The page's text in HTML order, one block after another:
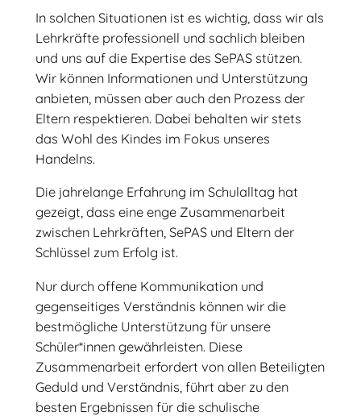
In solchen Situationen ist es wichtig, dass wir als
Lehrkräfte professionell und sachlich bleiben
und uns auf die Expertise des SePAS stützen.
Wir können Informationen und Unterstützung
anbieten, müssen aber auch den Prozess der
Eltern respektieren. Dabei behalten wir stets
das Wohl des Kindes im Fokus unseres
Handelns.
Die jahrelange Erfahrung im Schulalltag hat
gezeigt, dass eine enge Zusammenarbeit
zwischen Lehrkräften, SePAS und Eltern der
Schlüssel zum Erfolg ist.
Nur durch offene Kommunikation und
gegenseitiges Verständnis können wir die
bestmögliche Unterstützung für unsere
Schüler*innen gewährleisten. Diese
Zusammenarbeit erfordert von allen Beteiligten
Geduld und Verständnis, führt aber zu den
besten Ergebnissen für die schulische